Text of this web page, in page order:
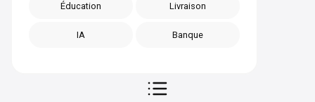
Éducation Livraison
IA Banque